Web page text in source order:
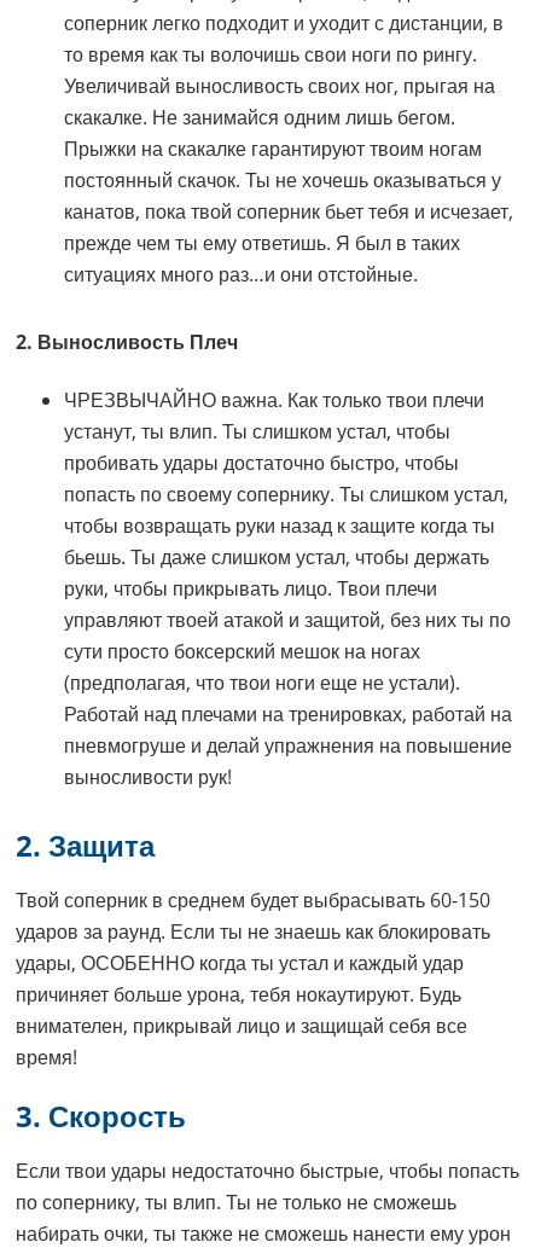
соперник легко подходит и уходит с дистанции, в
то время как ты волочишь свои ноги по рингу.
Увеличивай выносливость своих ног, прыгая на
скакалке. Не занимайся одним лишь бегом.
Прыжки на скакалке гарантируют твоим ногам
постоянный скачок. Ты не хочешь оказываться у
канатов, пока твой соперник бьет тебя и исчезает,
прежде чем ты ему ответишь. Я был в таких
ситуациях много раз…и они отстойные.
2. Выносливость Плеч
ЧРЕЗВЫЧАЙНО важна. Как только твои плечи
устанут, ты влип. Ты слишком устал, чтобы
пробивать удары достаточно быстро, чтобы
попасть по своему сопернику. Ты слишком устал,
чтобы возвращать руки назад к защите когда ты
бьешь. Ты даже слишком устал, чтобы держать
руки, чтобы прикрывать лицо. Твои плечи
управляют твоей атакой и защитой, без них ты по
сути просто боксерский мешок на ногах
(предполагая, что твои ноги еще не устали).
Работай над плечами на тренировках, работай на
пневмогруше и делай упражнения на повышение
выносливости рук!
2. Защита
Твой соперник в среднем будет выбрасывать 60-150
ударов за раунд. Если ты не знаешь как блокировать
удары, ОСОБЕННО когда ты устал и каждый удар
причиняет больше урона, тебя нокаутируют. Будь
внимателен, прикрывай лицо и защищай себя все
время!
3. Скорость
Если твои удары недостаточно быстрые, чтобы попасть
по сопернику, ты влип. Ты не только не сможешь
набирать очки, ты также не сможешь нанести ему урон